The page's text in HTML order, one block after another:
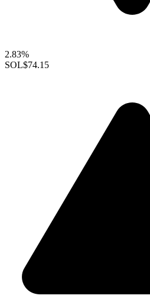
2.83%
SOL$74.15